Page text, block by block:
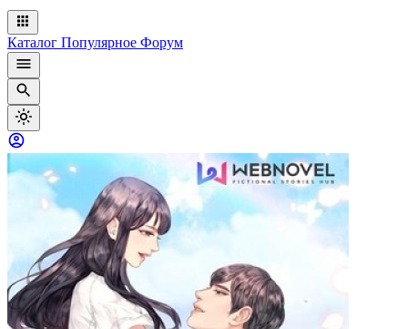
Каталог Популярное Форум